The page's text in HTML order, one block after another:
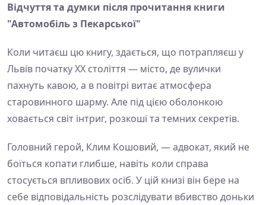
Відчуття та думки після прочитання книги
"Автомобіль з Пекарської"
Коли читаєш цю книгу, здається, що потрапляєш у
Львів початку ХХ століття — місто, де вулички
пахнуть кавою, а в повітрі витає атмосфера
старовинного шарму. Але під цією оболонкою
ховається світ інтриг, розкоші та темних секретів.
Головний герой, Клим Кошовий, — адвокат, який не
боїться копати глибше, навіть коли справа
стосується впливових осіб. У цій книзі він бере на
себе відповідальність розслідувати вбивство доньки